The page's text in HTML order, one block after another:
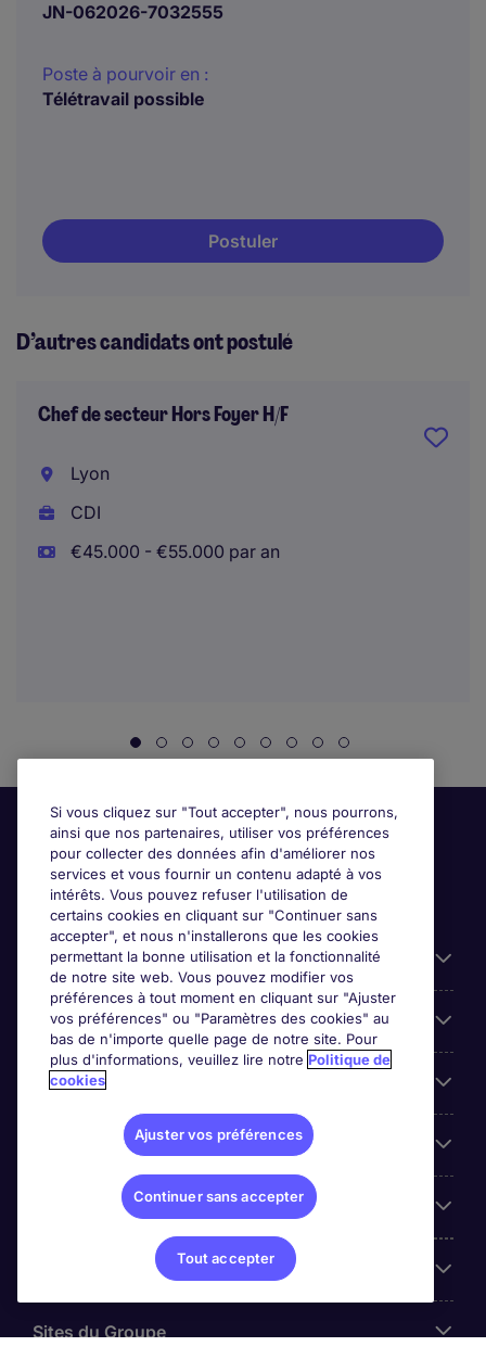
JN-062026-7032555
Poste à pourvoir en :
Télétravail possible
Postuler
D’autres candidats ont postulé
Chef de secteur Hors Foyer H/F
Lyon
CDI
€45.000 - €55.000 par an
Candidats
Entreprises
Contact
Les avis Google
Nos offres d'emploi
Sites du Groupe
Si vous cliquez sur "Tout accepter", nous pourrons,
ainsi que nos partenaires, utiliser vos préférences
pour collecter des données afin d'améliorer nos
services et vous fournir un contenu adapté à vos
intérêts. Vous pouvez refuser l'utilisation de
certains cookies en cliquant sur "Continuer sans
accepter", et nous n'installerons que les cookies
permettant la bonne utilisation et la fonctionnalité
de notre site web. Vous pouvez modifier vos
préférences à tout moment en cliquant sur "Ajuster
vos préférences" ou "Paramètres des cookies" au
bas de n'importe quelle page de notre site. Pour
plus d'informations, veuillez lire notre Politique de
cookies
Ajuster vos préférences
Continuer sans accepter
Tout accepter